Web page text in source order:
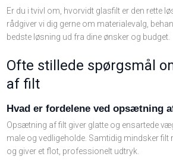
Er du i tvivl om, hvorvidt glasfilt er den rette
rådgiver vi dig gerne om materialevalg,
bedste løsning ud fra dine ønsker og budget.
Ofte stillede spørgsmål
af filt
Hvad er fordelene ved opsætning
Opsætning af filt giver glatte og ensartede
male og vedligeholde. Samtidig mindsker
og giver et flot, professionelt udtryk.